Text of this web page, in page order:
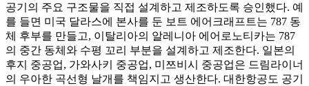
공기의 주요 구조물을 직접 설계하고 제조하도록 승인했다. 예
를 들면 미국 달라스에 본사를 둔 보트 에어크래프트는 787 동
체 후부를 만들고, 이탈리아의 알레니아 에어로노티카는 787
의 중간 동체와 수평 꼬리 부분을 설계하고 제조한다. 일본의
후지 중공업, 가와사키 중공업, 미쯔비시 중공업은 드림라이너
의 우아한 곡선형 날개를 책임지고 생산한다. 대한항공도 공기